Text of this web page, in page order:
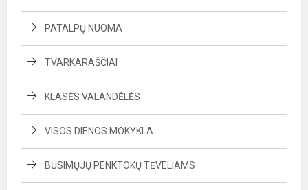
PATALPŲ NUOMA
TVARKARAŠČIAI
KLASĖS VALANDĖLĖS
VISOS DIENOS MOKYKLA
BŪSIMŲJŲ PENKTOKŲ TĖVELIAMS